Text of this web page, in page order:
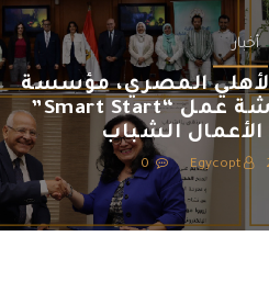
أخبار
المصري، مؤسسة
إيجيكوبت تطلق ورشة عمل “Smart Start”
الأعمال الشباب
Egycopt
0